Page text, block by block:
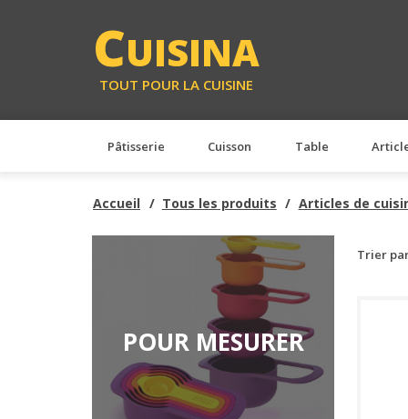
CUISINA
TOUT POUR LA CUISINE
Pâtisserie Cuisson Table
Accueil Tous les produits Articles de
POUR MESURER
Trier